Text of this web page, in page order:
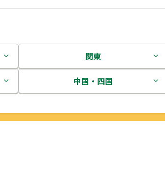
関東
茨城県
中国・四国